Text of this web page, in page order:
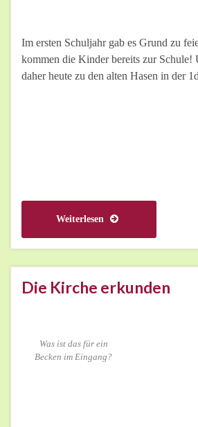
Im ersten Schuljahr gab es Grund zu
kommen die Kinder bereits zur Schule!
daher heute zu den alten Hasen in der
Weiterlesen
Die Kirche erkunden
Was ist das für ein
Becken im Eingang?